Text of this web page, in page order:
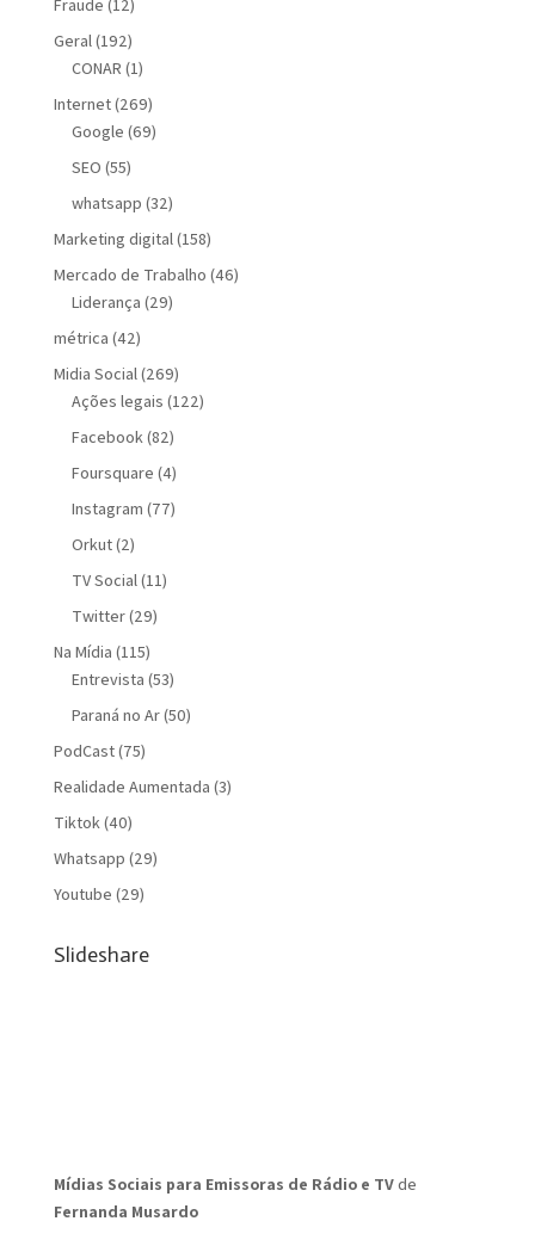
Fraude (12)
Geral(192)
CONAR (1)
Internet(269)
Google (69)
SEO (55)
whatsapp (32)
Marketing digital(158)
Mercado de Trabalho (46)
Liderança (29)
métrica (42)
Midia Social(269)
Ações legais (122)
Facebook(82)
Foursquare (4)
Instagram (77)
Orkut(2)
TV Social(11)
Twitter(29)
Na Mídia (115)
Entrevista (53)
Paraná no Ar(50)
PodCast(75)
Realidade Aumentada (3)
Tiktok(40)
Whatsapp (29)
Youtube (29)
Slideshare
Mídias Sociais para Emissoras de Rádio e TVde
Fernanda Musardo